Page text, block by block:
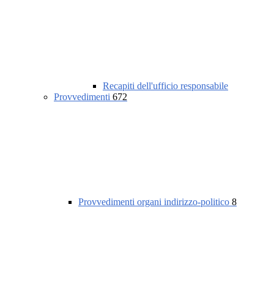
Recapiti dell'ufficio responsabile
Provvedimenti 672
Provvedimenti organi indirizzo-politico 8